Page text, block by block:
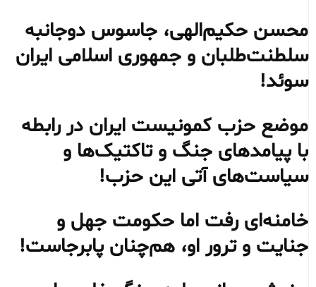
محسن حکیم‌الهی، جاسوس دوجانبه
سلطنت‌طلبان و جمهوری اسلامی ایران
سوئد!
موضع حزب کمونیست ایران در رابطه
با پیامدهای جنگ و تاکتیک‌ها و
سیاست‌های آتی این حزب!
خامنه‌ای رفت اما حکومت جهل و
جنایت و ترور او، هم‌چنان پابرجاست!